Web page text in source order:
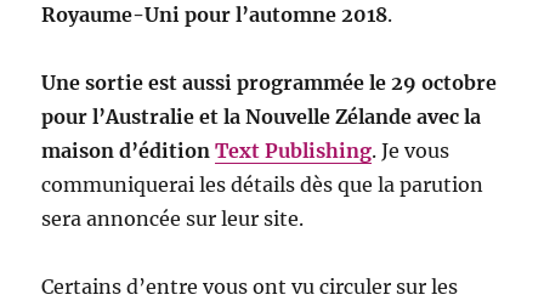
Royaume-Uni pour l’automne 2018.
Une sortie est aussi programmée le 29 octobre
pour l’Australie et la Nouvelle Zélande avec la
maison d’éditionText Publishing. Je vous
communiquerai les détails dès que la parution
sera annoncée sur leur site.
Certains d’entre vous ont vu circuler sur les